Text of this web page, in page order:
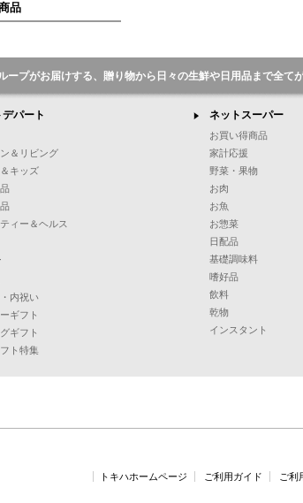
品
ープがお届けする、贈り物から日々の生鮮や日用品まで全て
パート
＆リビング
キッズ
ィー＆ヘルス
内祝い
ギフト
ギフト
ト特集
ネットスーパー
お買い得商品
家計応援
野菜・果物
お肉
お魚
お惣菜
日配品
基礎調味料
嗜好品
飲料
乾物
インスタント
トキハホームページ ご利用ガイド ご利